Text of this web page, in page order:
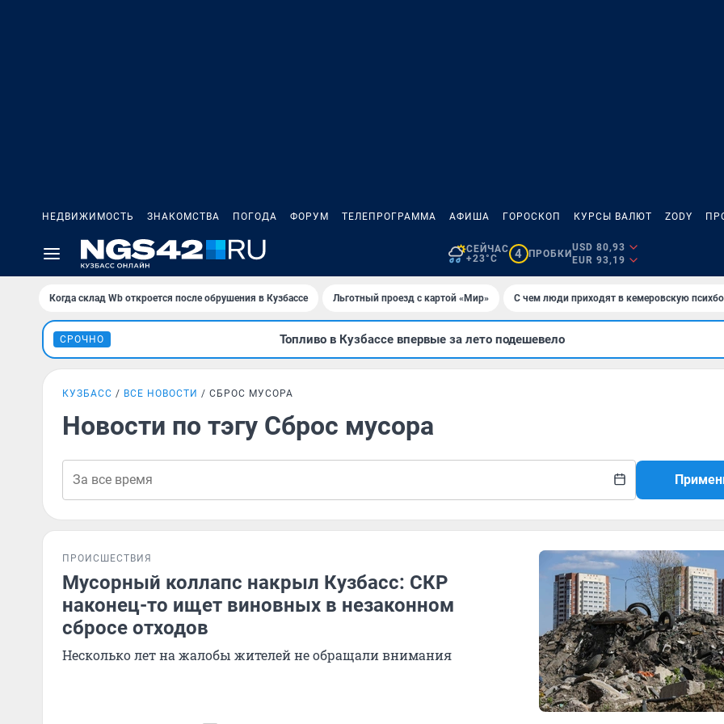
НЕДВИЖИМОСТЬ ЗНАКОМСТВА ПОГОДА ФОРУМ ТЕЛЕПРОГРАММА АФИША ГОРОСКОП КУРСЫ ВАЛЮТ ZODY
СЕЙЧАС
+23°C
4 ПРОБКИ
USD 80,93
EUR 93,19
Когда склад Wb откроется после обрушения в Кузбассе Льготный проезд с картой «Мир» С чем люди приходят в кемеровскую
СРОЧНО Топливо в Кузбассе впервые за лето подешевело
КУЗБАСС ВСЕ НОВОСТИ СБРОС МУСОРА
Новости по тэгу Сброс мусора
ПРОИСШЕСТВИЯ
Мусорный коллапс накрыл Кузбасс: СКР
наконец-то ищет виновных в незаконном
сбросе отходов
Несколько лет на жалобы жителей не обращали внимания